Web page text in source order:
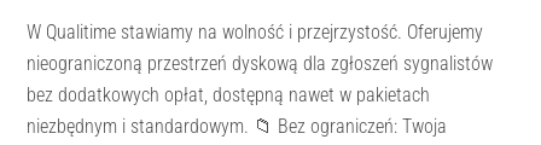
W Qualitime stawiamy na wolność i przejrzystość. Oferujemy
nieograniczoną przestrzeń dyskową dla zgłoszeń sygnalistów
bez dodatkowych opłat, dostępną nawet w pakietach
niezbędnym i standardowym. 📁 Bez ograniczeń: Twoja